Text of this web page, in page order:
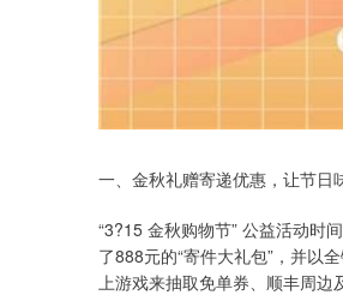
一、金秋礼赠寄递优惠，让节日
“3?15 金秋购物节” 公益活动时
了888元的“寄件大礼包”，并以
上游戏来抽取免单券、顺丰周